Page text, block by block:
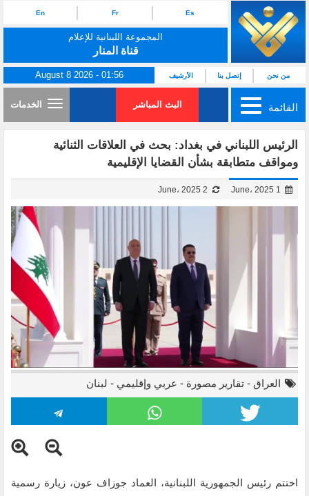
Es
Fr
En
المجموعة اللبنانية للإعلام
قناة المنار
من نحن إتصل بنا الأرشيف August 8 2026 - 01:56
القائمة البث المباشر الخدمات
الرئيس اللبناني في بغداد: بحث في العلاقات الثنائية
ومواقف متطابقة بشأن القضايا الإقليمية
العراق - تقارير مصورة - عربي وإقليمي - لبنان
اختتم رئيس الجمهورية اللبنانية، العماد جوزاف عون، زيارة رسمية